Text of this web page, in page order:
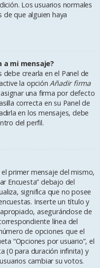
Los usuarios normales
que alguien haya
a mi mensaje?
crearla en el Panel de
la opciónAñadir firma
una firma por defecto
correcta en su Panel de
en los mensajes, debe
del perfil.
primer mensaje del mismo,
Encuesta” debajo del
significa que no posee
Inserte un título y
asegurándose de
línea del
de opciones que el
“Opciones por usuario”, el
(0 para duración infinita) y
cambiar su votos.